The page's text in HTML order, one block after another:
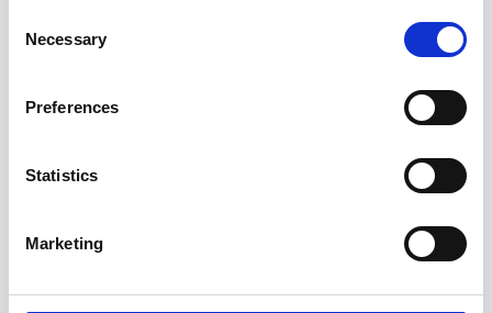
Selection
Necessary
Preferences
Statistics
Marketing
Töövalgusti COB LED, laetav 10W,
34,95€